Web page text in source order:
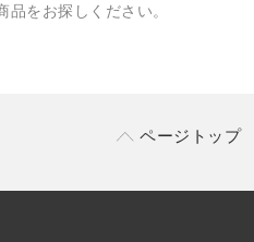
品をお探しください。
ページトップ